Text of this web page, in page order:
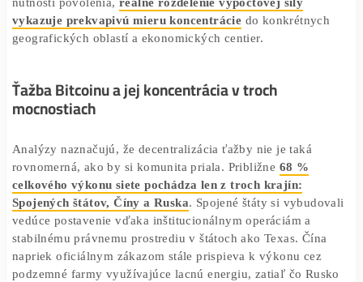
Ťažba Bitcoinupredstavuje technologický pilier, ktorý
zaisťuje bezpečnosť a nezávislosť najväčšej kryptomeny
Magazín NewsBTC však upozorňuje, že hoci sieť funguje
vykazuje prekvapivú mieru koncentráciedo
geografických oblastí a ekonomických centier.
Ťažba Bitcoinu a jej koncentrácia v troch
mocnostiach
Analýzy naznačujú, že decentralizácia ťažby nie je taká
rovnomerná, ako by si komunita priala. Približne68 %
celkového výkonu siete pochádza len z troch krajín: